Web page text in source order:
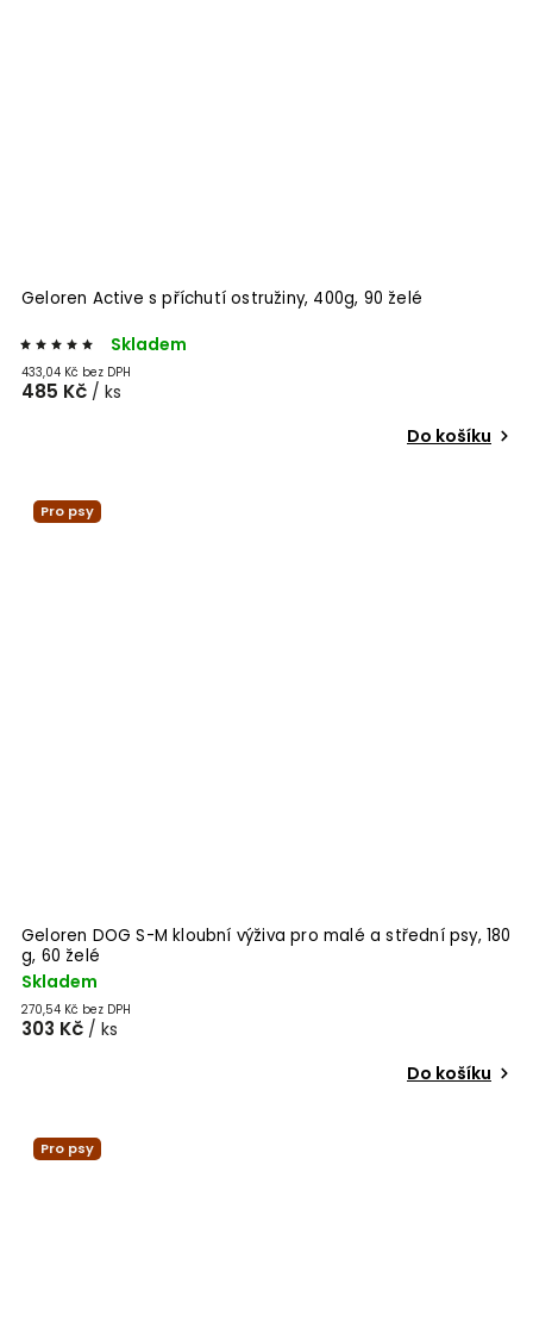
Geloren Active s příchutí ostružiny, 400g, 90 želé
Skladem
433,04 Kč bez DPH
485 Kč / ks
Do košíku
Pro psy
Geloren DOG S-M kloubní výživa pro malé a střední psy, 180
g, 60 želé
Skladem
270,54 Kč bez DPH
303 Kč / ks
Do košíku
Pro psy